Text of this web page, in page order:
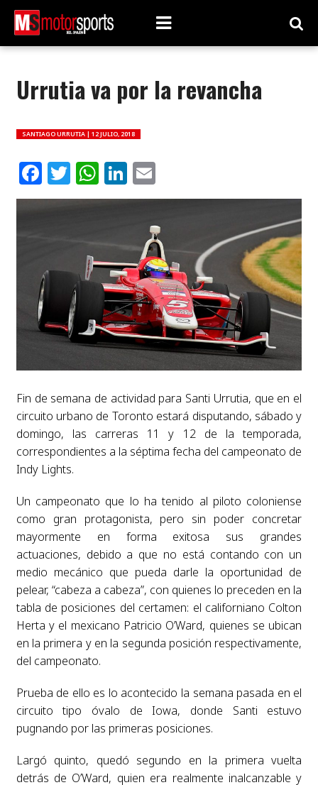
Urrutia va por la revancha
SANTIAGO URRUTIA | 12 JULIO, 2018
Facebook
Twitter
WhatsApp
LinkedIn
Email
Fin de semana de actividad para Santi Urrutia, que en el
circuito urbano de Toronto estará disputando, sábado y
domingo, las carreras 11 y 12 de la temporada,
correspondientes a la séptima fecha del campeonato de
Indy Lights.
Un campeonato que lo ha tenido al piloto coloniense
como gran protagonista, pero sin poder concretar
mayormente en forma exitosa sus grandes
actuaciones, debido a que no está contando con un
medio mecánico que pueda darle la oportunidad de
pelear, “cabeza a cabeza”, con quienes lo preceden en la
tabla de posiciones del certamen: el californiano Colton
Herta y el mexicano Patricio O’Ward, quienes se ubican
en la primera y en la segunda posición respectivamente,
del campeonato.
Prueba de ello es lo acontecido la semana pasada en el
circuito tipo óvalo de Iowa, donde Santi estuvo
pugnando por las primeras posiciones.
Largó quinto, quedó segundo en la primera vuelta
detrás de O’Ward, quien era realmente inalcanzable y